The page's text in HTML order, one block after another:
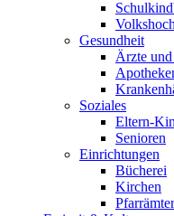
Gesundheit
Ärzte
Soziales
Eltern-
Senioren
Einrichtungen
Bücherei
Kirchen
Pfarrämter